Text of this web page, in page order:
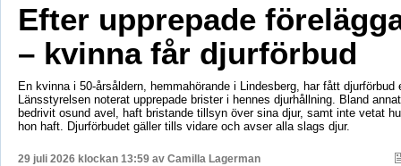
Efter upprepade
– kvinna får djurförbud
En kvinna i 50-årsåldern, hemmahörande i Lindesberg, har fått djurförbud
Länsstyrelsen noterat upprepade brister i hennes djurhållning. Bland
bedrivit osund avel, haft bristande tillsyn över sina djur, samt inte vetat
hon haft. Djurförbudet gäller tills vidare och avser alla slags djur.
29 juli 2026 klockan 13:59 av Camilla Lagerman